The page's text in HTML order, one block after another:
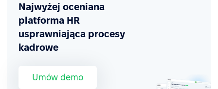
Najwyżej oceniana
platforma HR
usprawniająca procesy
kadrowe
Umów demo